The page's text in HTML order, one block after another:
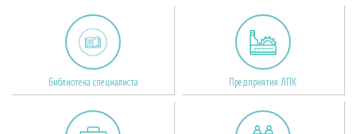
Библиотека специалиста Предприятия ЛПК